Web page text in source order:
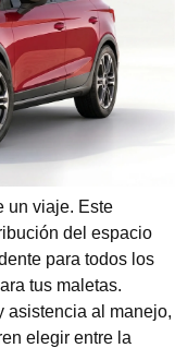
un viaje. Este
del espacio
para todos los
tus maletas.
asistencia al manejo,
elegir entre la